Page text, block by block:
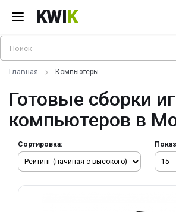
KWIK
Главная Компьютеры
Готовые сборки
компьютеров в
Сортировка: